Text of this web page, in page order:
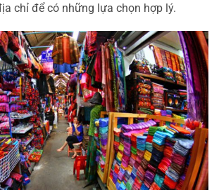
chỉ để có những lựa chọn hợp lý.